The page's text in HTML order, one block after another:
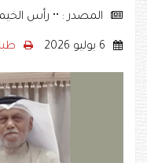
المصدر : •• رأس